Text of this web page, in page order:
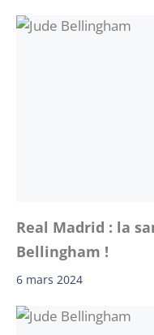
Real Madrid : la
Bellingham !
6 mars 2024